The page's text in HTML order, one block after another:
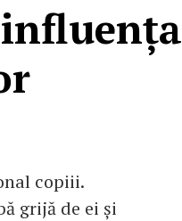
copiii.
grijă de ei și